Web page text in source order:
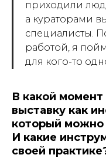
приходили
а кураторами
специалисты.
работой, я
для кого-то
В какой
выставку как
который можно
И какие
своей